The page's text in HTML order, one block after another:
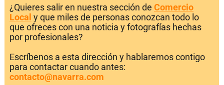
¿Quieres salir en nuestra sección de Comercio
Local y que miles de personas conozcan todo lo
que ofreces con una noticia y fotografías hechas
por profesionales?
Escríbenos a esta dirección y hablaremos contigo
para contactar cuando antes:
contacto@navarra.com